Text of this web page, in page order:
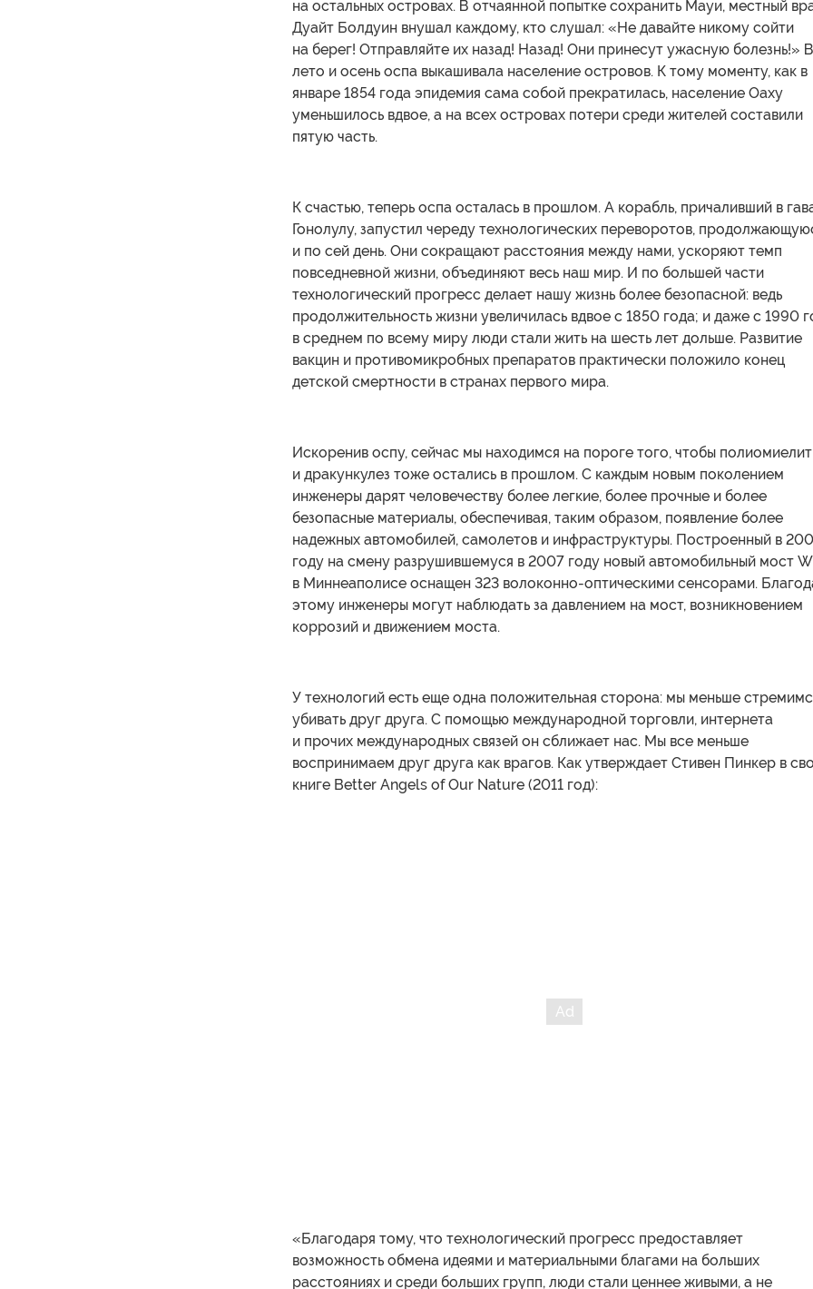
на остальных островах. В отчаянной попытке сохранить Мауи, местный
Дуайт Болдуин внушал каждому, кто слушал: «Не давайте никому сойти
на берег! Отправляйте их назад! Назад! Они принесут ужасную болезнь!»
лето и осень оспа выкашивала население островов. К тому моменту, как в
январе 1854 года эпидемия сама собой прекратилась, население Оаху
уменьшилось вдвое, а на всех островах потери среди жителей составили
пятую часть.
К счастью, теперь оспа осталась в прошлом. А корабль, причаливший в
Гонолулу, запустил череду технологических переворотов,
и по сей день. Они сокращают расстояния между нами, ускоряют темп
повседневной жизни, объединяют весь наш мир. И по большей части
технологический прогресс делает нашу жизнь более безопасной: ведь
продолжительность жизни увеличилась вдвое с 1850 года; и даже с 1990
в среднем по всему миру люди стали жить на шесть лет дольше. Развитие
вакцин и противомикробных препаратов практически положило конец
детской смертности в странах первого мира.
Искоренив оспу, сейчас мы находимся на пороге того, чтобы полиомиелит
и дракункулез тоже остались в прошлом. С каждым новым поколением
инженеры дарят человечеству более легкие, более прочные и более
безопасные материалы, обеспечивая, таким образом, появление более
надежных автомобилей, самолетов и инфраструктуры. Построенный в
году на смену разрушившемуся в 2007 году новый автомобильный мост
в Миннеаполисе оснащен 323 волоконно-оптическими сенсорами.
этому инженеры могут наблюдать за давлением на мост, возникновением
коррозий и движением моста.
У технологий есть еще одна положительная сторона: мы меньше
убивать друг друга. С помощью международной торговли, интернета
и прочих международных связей он сближает нас. Мы все меньше
воспринимаем друг друга как врагов. Как утверждает Стивен Пинкер в
книге Better Angels of Our Nature (2011 год):
«Благодаря тому, что технологический прогресс предоставляет
возможность обмена идеями и материальными благами на больших
расстояниях и среди больших групп, люди стали ценнее живыми, а не